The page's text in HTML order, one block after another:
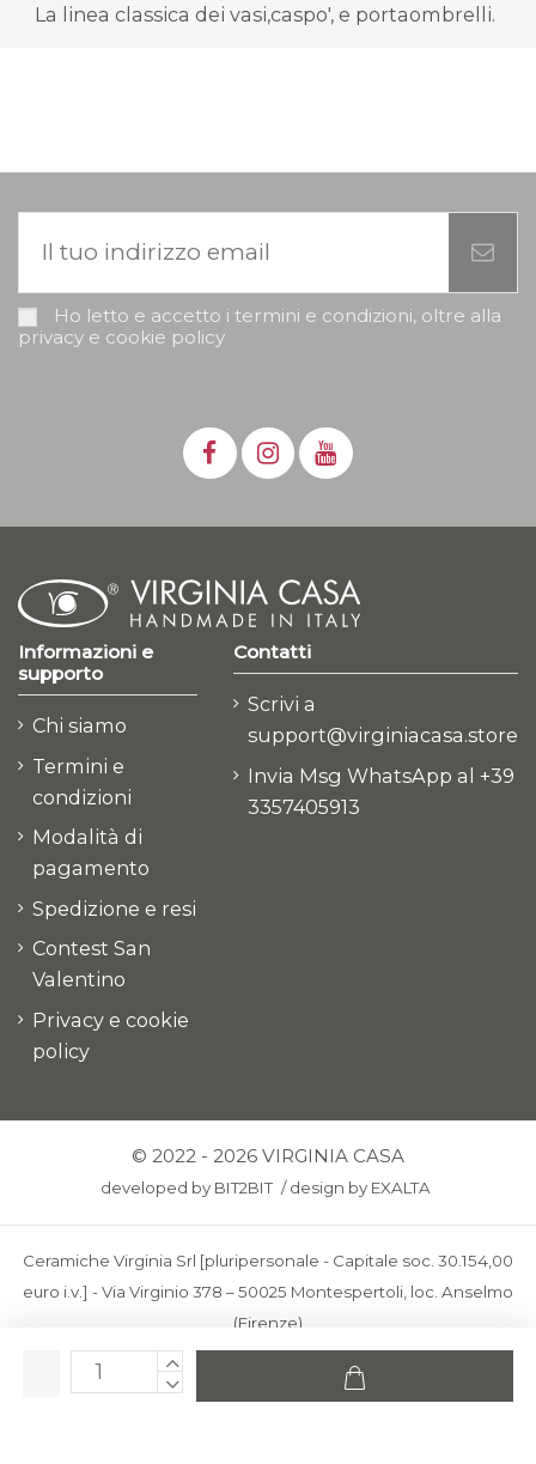
La linea classica dei vasi,caspo', e portaombrelli.
Ho letto e accetto i termini e condizioni, oltre alla
privacy e cookie policy
Informazioni e
supporto
Chi siamo
Termini e
condizioni
Modalità di
pagamento
Spedizione e resi
Contest San
Valentino
Privacy e cookie
policy
Contatti
Scrivi a
support@virginiacasa.store
Invia Msg WhatsApp al +39
3357405913
© 2022 - 2026 VIRGINIA CASA
developed by BIT2BIT /design by EXALTA
Ceramiche Virginia Srl [pluripersonale - Capitale soc. 30.154,00
euro i.v.] - Via Virginio 378 – 50025 Montespertoli, loc. Anselmo
(Firenze)
C.F. e P.IVA: IT00436100481 - REA: FI-227733 - PEC:
ceramichevirginia@pec.it